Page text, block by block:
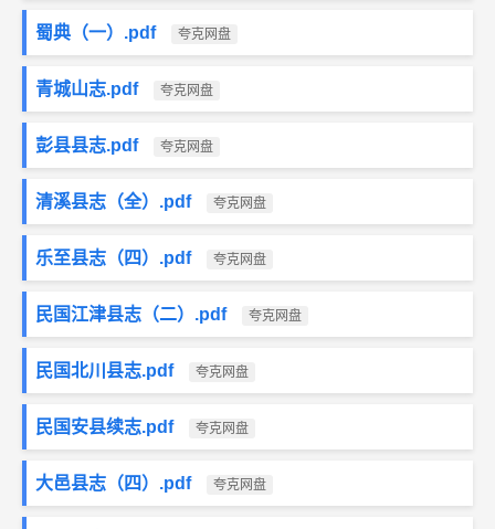
蜀典（一）.pdf 夸克网盘
青城山志.pdf 夸克网盘
彭县县志.pdf 夸克网盘
清溪县志（全）.pdf 夸克网盘
乐至县志（四）.pdf 夸克网盘
民国江津县志（二）.pdf 夸克网盘
民国北川县志.pdf 夸克网盘
民国安县续志.pdf 夸克网盘
大邑县志（四）.pdf 夸克网盘